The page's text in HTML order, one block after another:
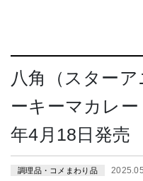
八角（スター
ーキーマカレ
年4月18日発売
調理品・コメまわり品